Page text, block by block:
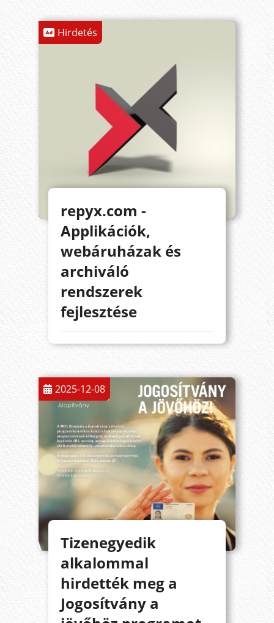
Hirdetés
repyx.com -
Applikációk,
webáruházak és
archiváló
rendszerek
fejlesztése
2025-12-08
Tizenegyedik
alkalommal
hirdették meg a
Jogosítvány a